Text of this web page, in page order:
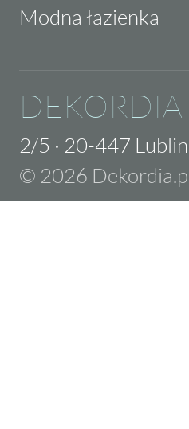
Modna łazienka
2/5 · 20-447 Lublin
© 2026